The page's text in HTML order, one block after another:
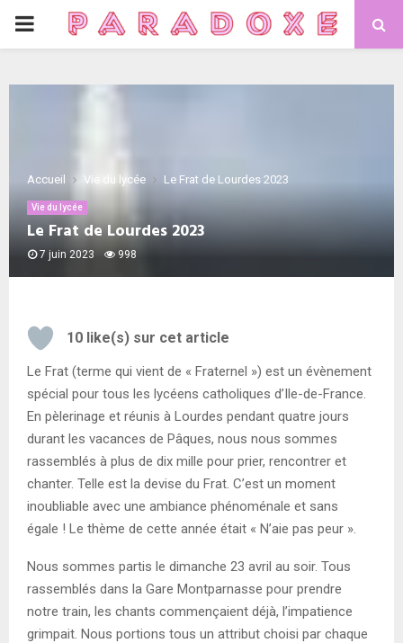
PRIMARY
Accueil Vie du lycée Le Frat de Lourdes 2023
Vie du lycée
Le Frat de Lourdes 2023
7 juin 2023 998
10 like(s) sur cet article
Le Frat (terme qui vient de « Fraternel ») est un évènement
spécial pour tous les lycéens catholiques d’Ile-de-France.
En pèlerinage et réunis à Lourdes pendant quatre jours
durant les vacances de Pâques, nous nous sommes
rassemblés à plus de dix mille pour prier, rencontrer et
chanter. Telle est la devise du Frat. C’est un moment
inoubliable avec une ambiance phénoménale et sans
égale ! Le thème de cette année était « N’aie pas peur ».
Nous sommes partis le dimanche 23 avril au soir. Tous
rassemblés dans la Gare Montparnasse pour prendre
notre train, les chants commençaient déjà, l’impatience
grimpait. Nous portions tous un attribut choisi par chaque